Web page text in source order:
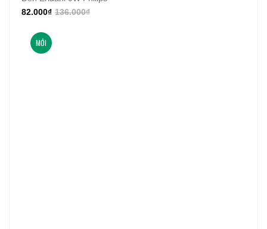
136.000₫
82.000₫
MỚI